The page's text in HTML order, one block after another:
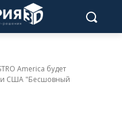
America будет
США "Бесшовный